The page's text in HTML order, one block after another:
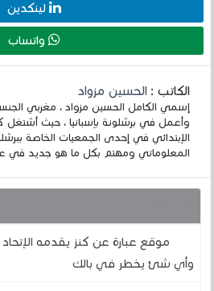
لينكدين
واتساب
الكاتب :الحسين مزواد
وأعمل في برشلونة بإسبانيا ، حيث
الإبتدائي في إحدى الجمعيات الخاصة
المعلوماتي ومهتم بكل ما هو جديد في
موقع عبارة عن كنز يقدمه
وأي شئ يخطر في بالك